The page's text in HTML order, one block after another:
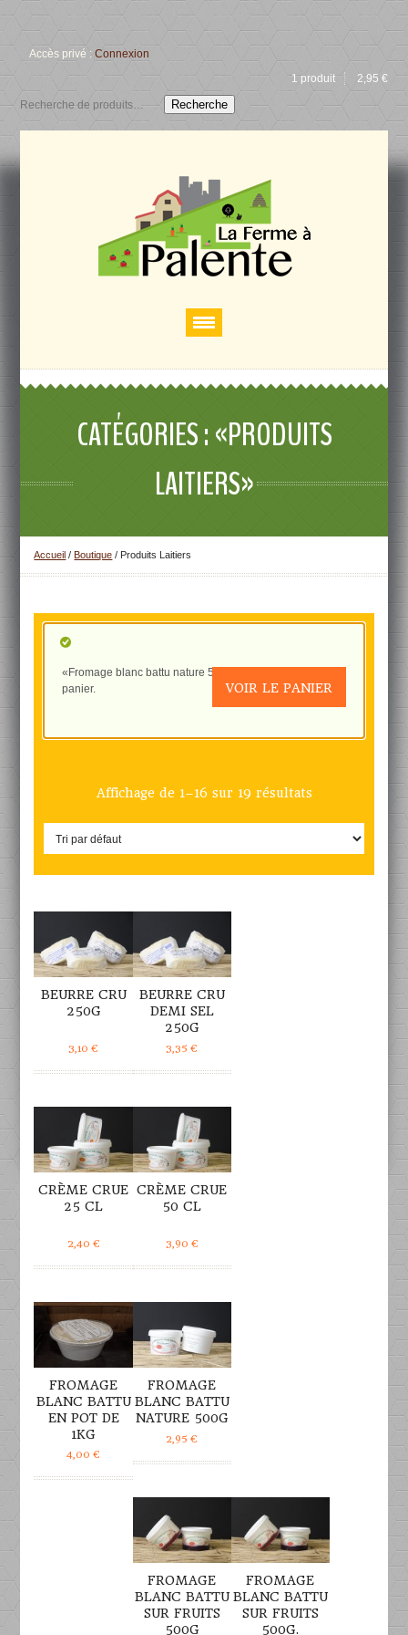
Accès privé :Connexion
1 produit
2,95 €
Recherche
CATÉGORIES : «PRODUITS
LAITIERS»
Accueil / Boutique / Produits Laitiers
«Fromage blanc battu nature 500g» a été ajouté à votre
panier.
VOIR LE PANIER
Affichage de 1–16 sur 19 résultats
BEURRE CRU
250G
3,10€
BEURRE CRU
DEMI SEL
250G
3,35€
CRÈME CRUE
25 CL
2,40 €
CRÈME CRUE
50 CL
3,90 €
FROMAGE
BLANC BATTU
EN POT DE
1KG
4,00€
FROMAGE
BLANC BATTU
NATURE 500G
2,95€
FROMAGE
BLANC BATTU
SUR FRUITS
500G
FROMAGE
BLANC BATTU
SUR FRUITS
500G.